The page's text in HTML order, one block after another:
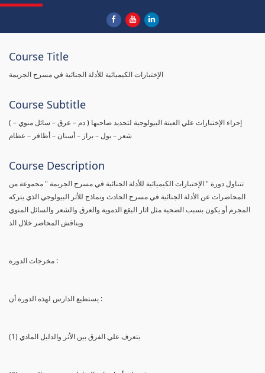
Course Title
الإختبارات الكيميائية للأدلة الجنائية في مسرح الجريمة
Course Subtitle
( إجراء الإختبارات علي العينة البيولوجية لتحديد صاحبها ( دم – عرق – سائل منوي –
شعر – بول – براز – أسنان – أظافر – عظام
Course Description
تتناول دورة " الإختبارات الكيميائية للأدلة الجنائية في مسرح الجريمة " مجموعة من
المحاضرات عن الأدلة الجنائية في مسرح الحادث ونماذج للأثر البيولوجي الذي يتركه
المجرم أو يكون بسبب الضحية مثل اثار البقع الدموية والعرق والشعر والسائل المنوي
ويناقش المحاضر خلال الد
مخرجات الدورة :
يستطيع الدارس لهذه الدورة أن :
(1) يتعرف علي الفرق بين الأثر والدليل المادي